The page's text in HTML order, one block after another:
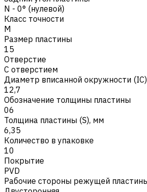
N - 0° (нулевой)
Класс точности
M
Размер пластины
15
Отверстие
С отверстием
Диаметр вписанной окружности
12,7
Обозначение толщины пластины
06
Толщина пластины (S), мм
6,35
Количество в упаковке
10
Покрытие
PVD
Рабочие стороны режущей